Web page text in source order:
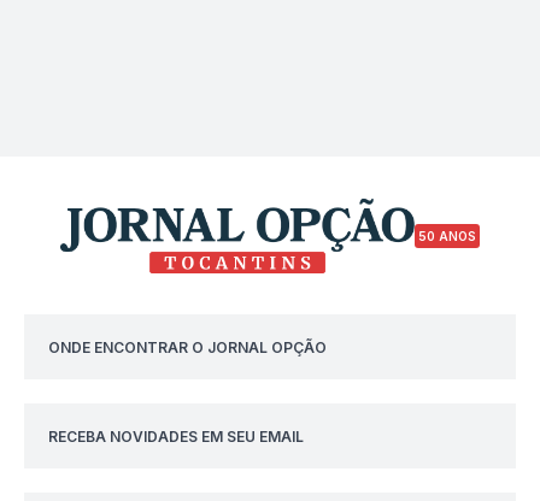
50 ANOS
ONDE ENCONTRAR O JORNAL OPÇÃO
RECEBA NOVIDADES EM SEU EMAIL